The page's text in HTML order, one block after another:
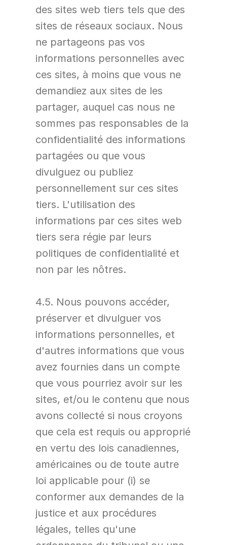
des sites web tiers tels que des
sites de réseaux sociaux. Nous
ne partageons pas vos
informations personnelles avec
ces sites, à moins que vous ne
demandiez aux sites de les
partager, auquel cas nous ne
sommes pas responsables de la
confidentialité des informations
partagées ou que vous
divulguez ou publiez
personnellement sur ces sites
tiers. L'utilisation des
informations par ces sites web
tiers sera régie par leurs
politiques de confidentialité et
non par les nôtres.
4.5. Nous pouvons accéder,
préserver et divulguer vos
informations personnelles, et
d'autres informations que vous
avez fournies dans un compte
que vous pourriez avoir sur les
sites, et/ou le contenu que nous
avons collecté si nous croyons
que cela est requis ou approprié
en vertu des lois canadiennes,
américaines ou de toute autre
loi applicable pour (i) se
conformer aux demandes de la
justice et aux procédures
légales, telles qu'une